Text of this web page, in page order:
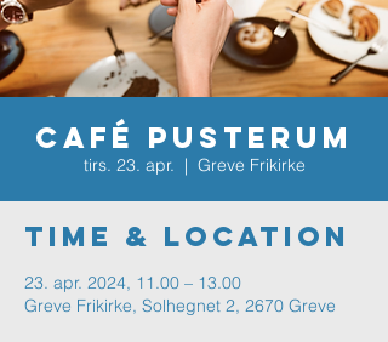
Café Pusterum
tirs. 23. apr.
  |
Greve Frikirke
Time & Location
23. apr. 2024, 11.00 – 13.00
Greve Frikirke, Solhegnet 2, 2670 Greve